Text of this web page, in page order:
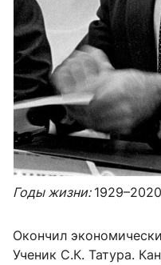
Годы жизни:
Окончил
Ученик С.К. Татура.